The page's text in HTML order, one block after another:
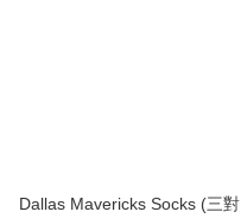
Dallas Mavericks Socks (三對